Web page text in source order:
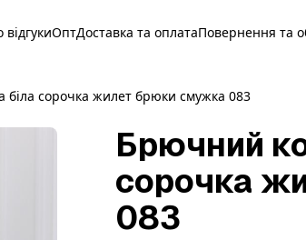
ОптДоставка та оплатаПовернення та
біла сорочка жилет брюки смужка 083
Брючний
сорочка
083